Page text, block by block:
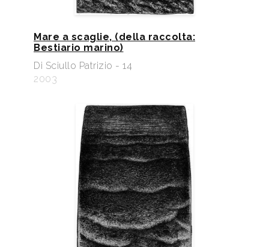
Mare a scaglie, (della raccolta:
Bestiario marino)
Di Sciullo Patrizio - 14
2003